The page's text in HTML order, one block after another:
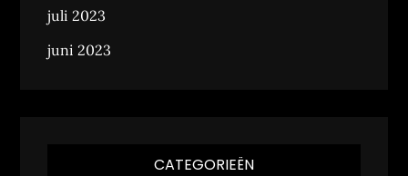
juli 2023
juni 2023
CATEGORIEËN